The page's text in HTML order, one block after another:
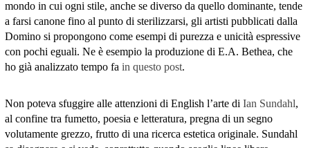
mondo in cui ogni stile, anche se diverso da quello dominante, tende
a farsi canone fino al punto di sterilizzarsi, gli artisti pubblicati dalla
Domino si propongono come esempi di purezza e unicità espressive
con pochi eguali. Ne è esempio la produzione di E.A. Bethea, che
ho già analizzato tempo fa in questo post.
Non poteva sfuggire alle attenzioni di English l’arte di Ian Sundahl,
al confine tra fumetto, poesia e letteratura, pregna di un segno
volutamente grezzo, frutto di una ricerca estetica originale. Sundahl